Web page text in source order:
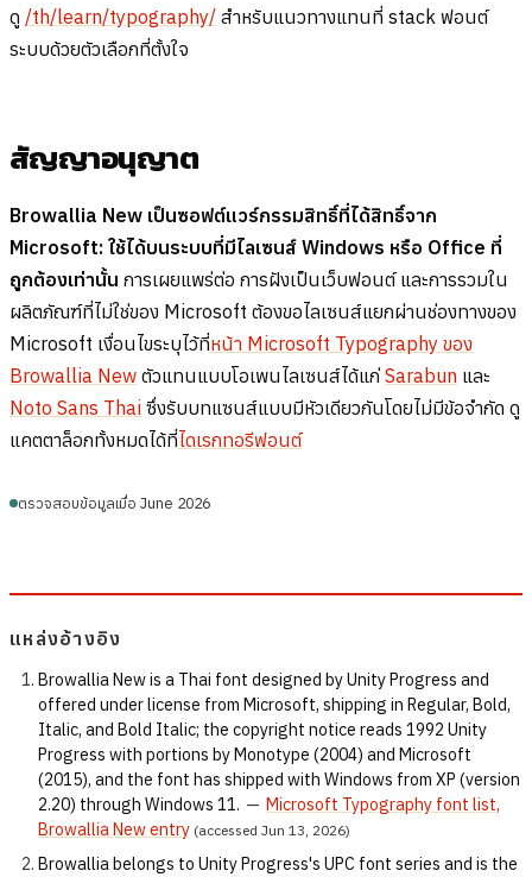
ดู /th/learn/typography/ สำหรับแนวทางแทนที่ stack ฟอนต์
ระบบด้วยตัวเลือกที่ตั้งใจ
สัญญาอนุญาต
Browallia New เป็นซอฟต์แวร์กรรมสิทธิ์ที่ได้สิทธิ์จาก
Microsoft: ใช้ได้บนระบบที่มีไลเซนส์ Windows หรือ Office ที่
ถูกต้องเท่านั้น การเผยแพร่ต่อ การฝังเป็นเว็บฟอนต์ และการรวมใน
ผลิตภัณฑ์ที่ไม่ใช่ของ Microsoft ต้องขอไลเซนส์แยกผ่านช่องทางของ
Microsoft เงื่อนไขระบุไว้ที่หน้า Microsoft Typography ของ
Browallia New ตัวแทนแบบโอเพนไลเซนส์ได้แก่ Sarabun และ
Noto Sans Thai ซึ่งรับบทแซนส์แบบมีหัวเดียวกันโดยไม่มีข้อจำกัด ดู
แคตตาล็อกทั้งหมดได้ที่ไดเรกทอรีฟอนต์
ตรวจสอบข้อมูลเมื่อ June 2026
แหล่งอ้างอิง
Browallia New is a Thai font designed by Unity Progress and
offered under license from Microsoft, shipping in Regular, Bold,
Italic, and Bold Italic; the copyright notice reads 1992 Unity
Progress with portions by Monotype (2004) and Microsoft
(2015), and the font has shipped with Windows from XP (version
2.20) through Windows 11. — Microsoft Typography font list,
Browallia New entry (accessed Jun 13, 2026)
Browallia belongs to Unity Progress's UPC font series and is the